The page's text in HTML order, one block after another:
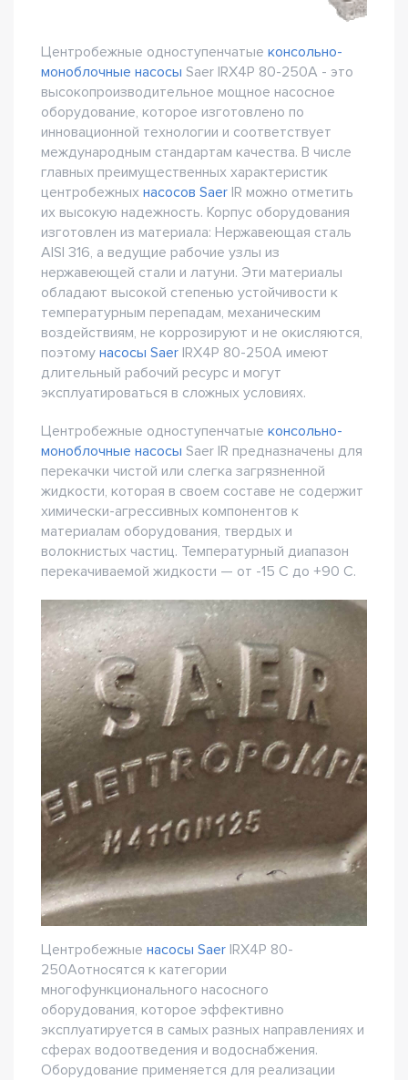
Центробежные одноступенчатые консольно-
моноблочные насосы Saer IRX4P 80-250A - это
высокопроизводительное мощное насосное
оборудование, которое изготовлено по
инновационной технологии и соответствует
международным стандартам качества. В числе
главных преимущественных характеристик
центробежных насосов Saer IR можно отметить
их высокую надежность. Корпус оборудования
изготовлен из материала: Нержавеющая сталь
AISI 316, а ведущие рабочие узлы из
нержавеющей стали и латуни. Эти материалы
обладают высокой степенью устойчивости к
температурным перепадам, механическим
воздействиям, не коррозируют и не окисляются,
поэтому насосы Saer IRX4P 80-250A имеют
длительный рабочий ресурс и могут
эксплуатироваться в сложных условиях.
Центробежные одноступенчатые консольно-
моноблочные насосы Saer IR предназначены для
перекачки чистой или слегка загрязненной
жидкости, которая в своем составе не содержит
химически-агрессивных компонентов к
материалам оборудования, твердых и
волокнистых частиц. Температурный диапазон
перекачиваемой жидкости — от -15 С до +90 С.
Центробежные насосы Saer IRX4P 80-
250Aотносятся к категории
многофункционального насосного
оборудования, которое эффективно
эксплуатируется в самых разных направлениях и
сферах водоотведения и водоснабжения.
Оборудование применяется для реализации